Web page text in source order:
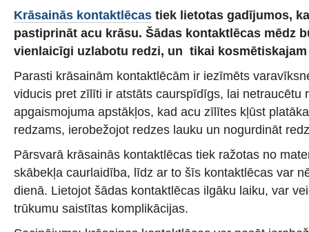
Krāsainās kontaktlēcas tiek lietotas gadījumos,
pastiprināt acu krāsu. Šādas kontaktlēcas mēdz
vienlaicīgi uzlabotu redzi, un tikai kosmētiskajam
Parasti krāsainām kontaktlēcām ir iezīmēts
viducis pret zīlīti ir atstāts caurspīdīgs, lai netraucētu
apgaismojuma apstākļos, kad acu zīlītes kļūst
redzams, ierobežojot redzes lauku un nogurdināt
Pārsvarā krāsainās kontaktlēcas tiek ražotas no
skābekļa caurlaidība, līdz ar to šīs kontaktlēcas var
dienā. Lietojot šādas kontaktlēcas ilgāku laiku, var
trūkumu saistītas komplikācijas.